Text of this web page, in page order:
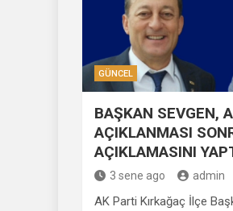
GÜNCEL
BAŞKAN SEVGEN,
AÇIKLANMASI
AÇIKLAMASINI
3 sene ago admin
AK Parti Kırkağaç İlçe